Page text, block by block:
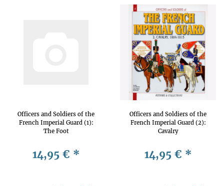
Officers and Soldiers of the
French Imperial Guard (1):
The Foot
14,95 € *
Officers and Soldiers of the
French Imperial Guard (2):
Cavalry
14,95 € *